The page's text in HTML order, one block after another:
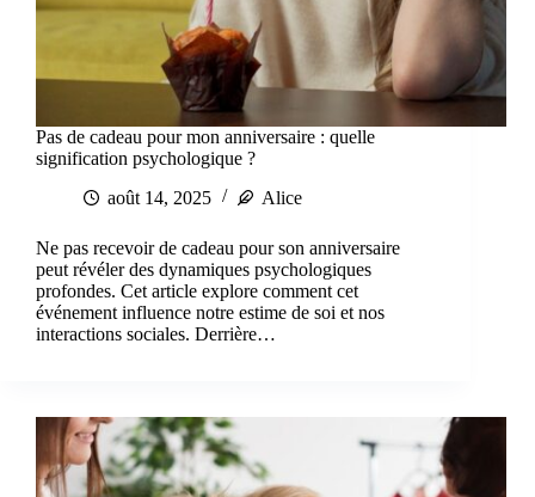
Pas de cadeau pour mon anniversaire : quelle
signification psychologique ?
août 14, 2025
Alice
Ne pas recevoir de cadeau pour son anniversaire
peut révéler des dynamiques psychologiques
profondes. Cet article explore comment cet
événement influence notre estime de soi et nos
interactions sociales. Derrière…